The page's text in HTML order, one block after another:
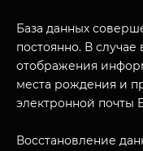
База данных
постоянно. В
отображения
места рождения и
электронной почты
Восстановление